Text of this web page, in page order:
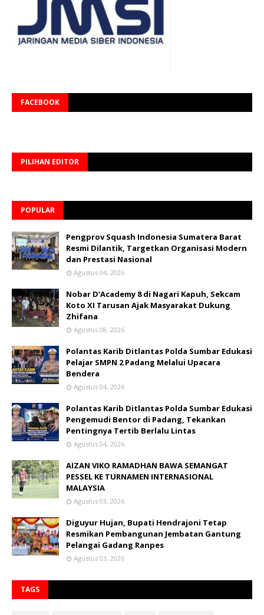
FACEBOOK
PILIHAN EDITOR
POPULAR
Pengprov Squash Indonesia Sumatera Barat
Resmi Dilantik, Targetkan Organisasi Modern
dan Prestasi Nasional
Agustus 04, 2026
Nobar D’Academy 8 di Nagari Kapuh, Sekcam
Koto XI Tarusan Ajak Masyarakat Dukung
Zhifana
Agustus 08, 2026
Polantas Karib Ditlantas Polda Sumbar Edukasi
Pelajar SMPN 2 Padang Melalui Upacara
Bendera
Agustus 04, 2026
Polantas Karib Ditlantas Polda Sumbar Edukasi
Pengemudi Bentor di Padang, Tekankan
Pentingnya Tertib Berlalu Lintas
Agustus 04, 2026
AIZAN VIKO RAMADHAN BAWA SEMANGAT
PESSEL KE TURNAMEN INTERNASIONAL
MALAYSIA
Agustus 03, 2026
Diguyur Hujan, Bupati Hendrajoni Tetap
Resmikan Pembangunan Jembatan Gantung
Pelangai Gadang Ranpes
Agustus 03, 2026
TAGS